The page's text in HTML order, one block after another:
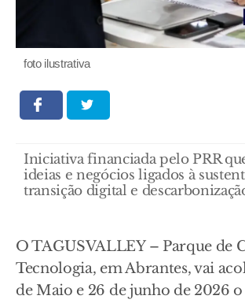
foto ilustrativa
Iniciativa financiada pelo PRR
ideias e negócios ligados à
transição digital e
O TAGUSVALLEY – Parque de
Tecnologia, em Abrantes, vai
de Maio e 26 de junho de 2026